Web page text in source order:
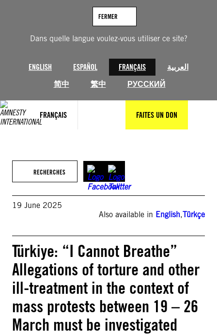
Dans quelle langue voulez-vous utiliser ce site?
ENGLISH ESPAÑOL FRANÇAIS
العربية
简中
繁中 РУССКИЙ
FERMER
FRANÇAIS FAITES UN DON
RECHERCHES
19 June 2025
Also available in English,Türkçe
Türkiye: “I Cannot Breathe”
Allegations of torture and other
ill-treatment in the context of
mass protests between 19 – 26
March must be investigated